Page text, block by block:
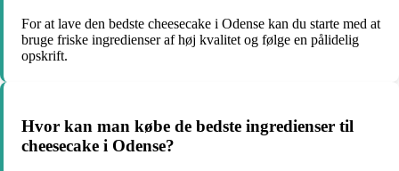
For at lave den bedste cheesecake i Odense kan du starte med at
bruge friske ingredienser af høj kvalitet og følge en pålidelig
opskrift.
Hvor kan man købe de bedste ingredienser til
cheesecake i Odense?